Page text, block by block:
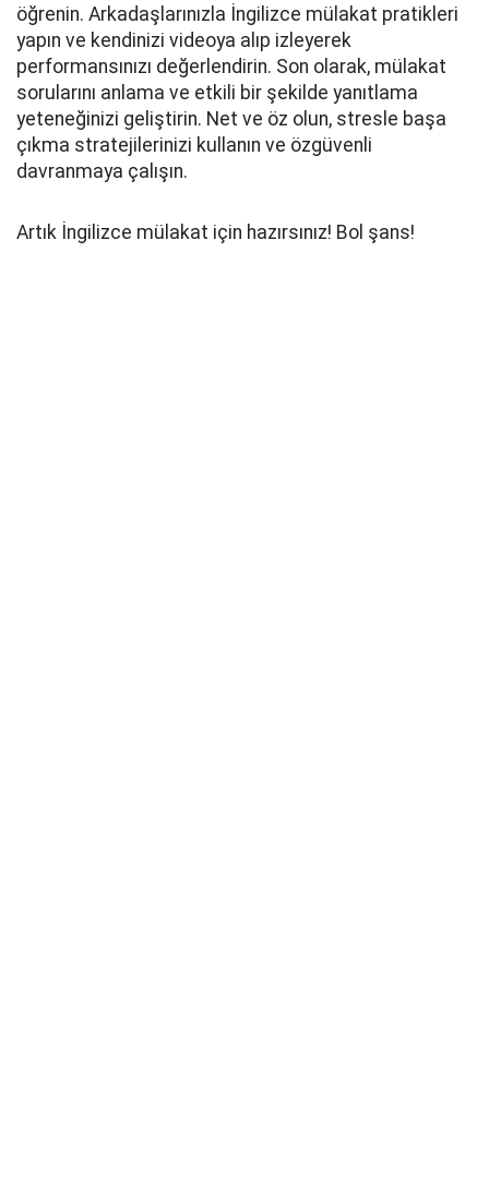
öğrenin. Arkadaşlarınızla İngilizce mülakat pratikleri
yapın ve kendinizi videoya alıp izleyerek
performansınızı değerlendirin. Son olarak, mülakat
sorularını anlama ve etkili bir şekilde yanıtlama
yeteneğinizi geliştirin. Net ve öz olun, stresle başa
çıkma stratejilerinizi kullanın ve özgüvenli
davranmaya çalışın.
Artık İngilizce mülakat için hazırsınız! Bol şans!